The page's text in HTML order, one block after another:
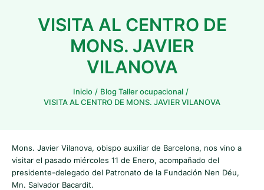
VISITA AL CENTRO DE
MONS. JAVIER
VILANOVA
Inicio
Blog Taller ocupacional
VISITA AL CENTRO DE MONS. JAVIER VILANOVA
Mons. Javier Vilanova, obispo auxiliar de Barcelona, nos vino a
visitar el pasado miércoles 11 de Enero, acompañado del
presidente-delegado del Patronato de la Fundación Nen Déu,
Mn. Salvador Bacardit.